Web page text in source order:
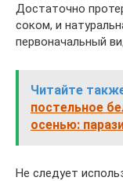
Достаточно
соком, и
первоначальный
Читайте
постельное
осенью:
Не следует